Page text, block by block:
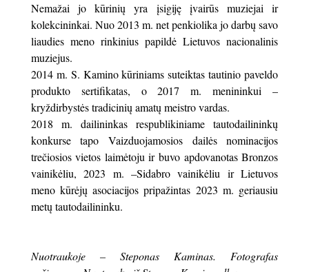
Nemažai jo kūrinių yra įsigiję įvairūs muziejai ir
kolekcininkai. Nuo 2013 m. net penkiolika jo darbų savo
liaudies meno rinkinius papildė Lietuvos nacionalinis
muziejus.
2014 m. S. Kamino kūriniams suteiktas tautinio paveldo
produkto sertifikatas, o 2017 m. menininkui –
kryždirbystės tradicinių amatų meistro vardas.
2018 m. dailininkas respublikiniame tautodailininkų
konkurse tapo Vaizduojamosios dailės nominacijos
trečiosios vietos laimėtoju ir buvo apdovanotas Bronzos
vainikėliu, 2023 m. –Sidabro vainikėliu ir Lietuvos
meno kūrėjų asociacijos pripažintas 2023 m. geriausiu
metų tautodailininku.
Nuotraukoje – Steponas Kaminas. Fotografas